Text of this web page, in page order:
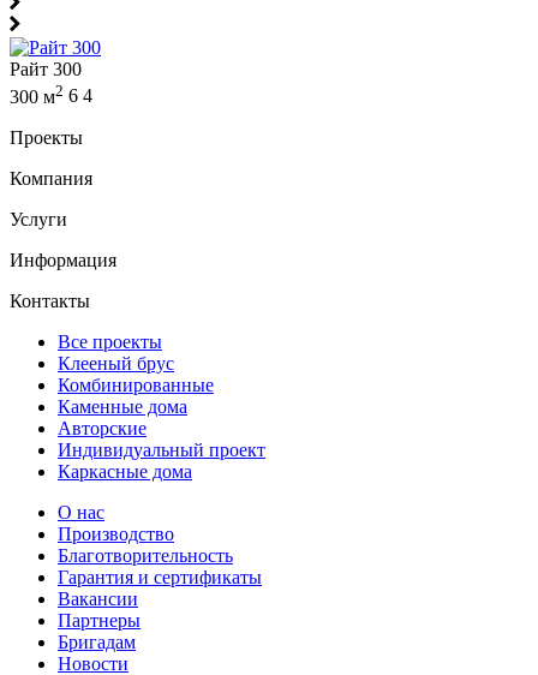
Райт 300
300 м2 6 4
Проекты
Компания
Услуги
Информация
Контакты
Все проекты
Клееный брус
Комбинированные
Каменные дома
Авторские
Индивидуальный проект
Каркасные дома
О нас
Производство
Благотворительность
Гарантия и сертификаты
Вакансии
Партнеры
Бригадам
Новости